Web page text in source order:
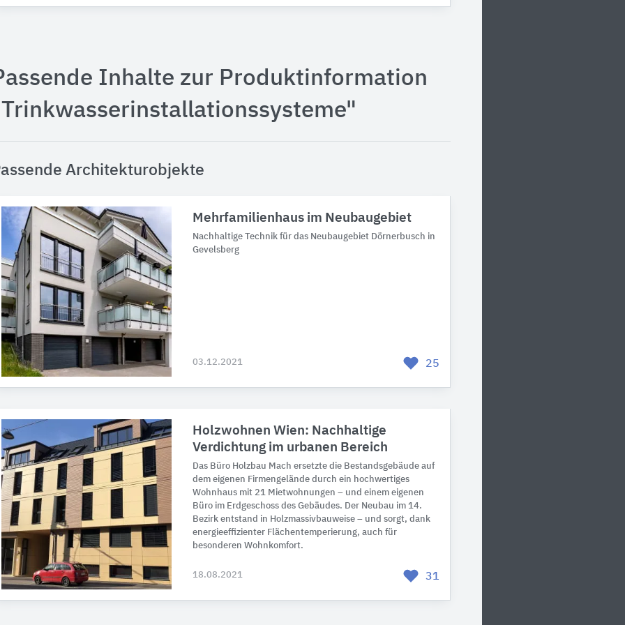
Inhalte zur Produktinformation
Architekturobjekte
Mehrfamilienhaus im Neubaugebiet
Nachhaltige Technik für das Neubaugebiet Dörnerbusch in
Gevelsberg
03.12.2021 25
Holzwohnen Wien: Nachhaltige
Verdichtung im urbanen Bereich
Das Büro Holzbau Mach ersetzte die Bestandsgebäude auf
dem eigenen Firmengelände durch ein hochwertiges
Wohnhaus mit 21 Mietwohnungen – und einem eigenen
Büro im Erdgeschoss des Gebäudes. Der Neubau im 14.
Bezirk entstand in Holzmassivbauweise – und sorgt, dank
energieeffizienter Flächentemperierung, auch für
besonderen Wohnkomfort.
18.08.2021 31